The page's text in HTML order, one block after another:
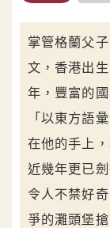
掌管格蘭父
文，香港出
年，豐富的
「以東方語
在他的手上
近幾年更已
令人不禁好
爭的灘頭堡